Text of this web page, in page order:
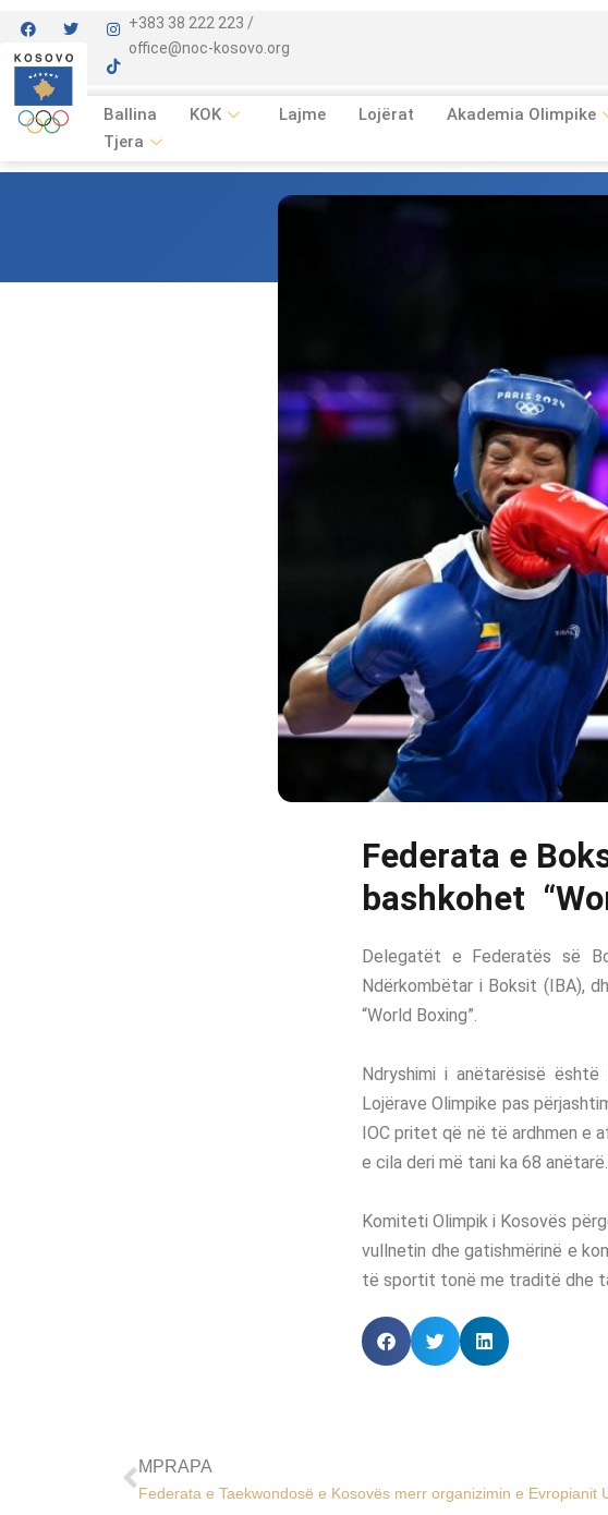
+383 38 222 223 /
office@noc-kosovo.org
Ballina KOK Lajme Lojërat Akademia Olimpike
Tjera
Federata e
bashkohet
Delegatët e Federatës së
Ndërkombëtar i Boksit (IBA),
“World Boxing”.
Ndryshimi i anëtarësisë
Lojërave Olimpike pas
IOC pritet që në të ardhmen e
e cila deri më tani ka 68 anëtarë.
Komiteti Olimpik i Kosovës
vullnetin dhe gatishmërinë e
të sportit tonë me traditë dhe
MPRAPA
Federata e Taekwondosë e Kosovës merr organizimin e Evropianit